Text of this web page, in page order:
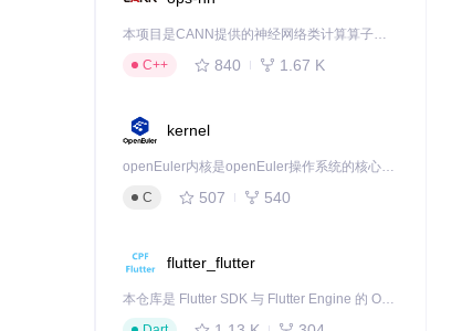
本项目是CANN提供的神经网络类计算算子库，实现网络在NPU上加速计算。
C++
840 1.67 K
kernel
openEuler内核是openEuler操作系统的核心，既是系统性能与稳定性的基石，也是连接处理器、设备与服务的桥梁。
C
507 540
flutter_flutter
本仓库是 Flutter SDK 与 Flutter Engine 的 OpenHarmony 适配版本，由 CPF-Flutter 团队维护。开发者可使用熟悉的 Flutter 技术栈开发 OpenHarmony 应用，3.35.7 及以后的适配版本可基于本仓库源码构建支持 OpenHarmony 的 Flutter Engine。